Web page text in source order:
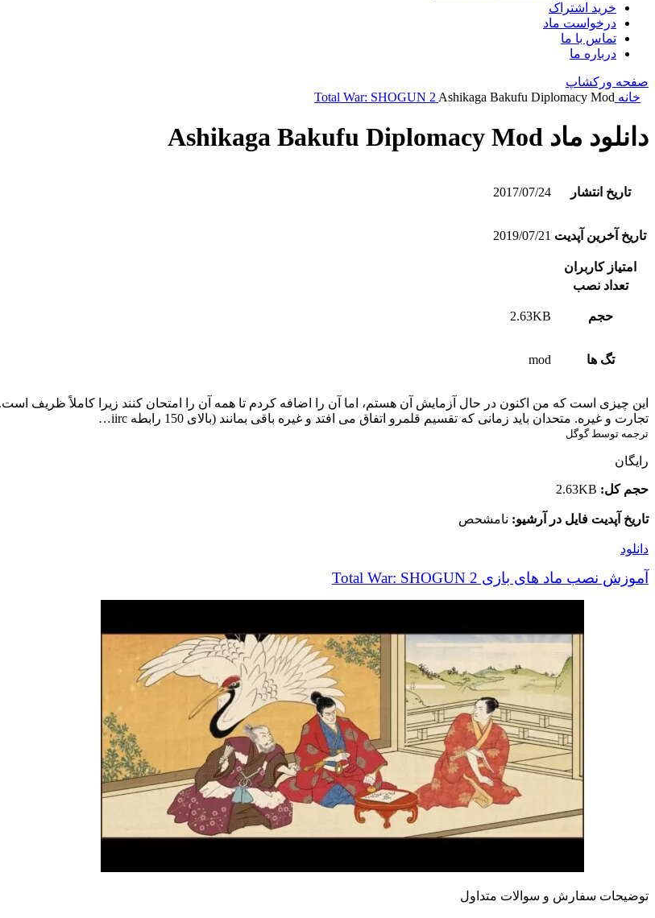
خرید اشتراک
درخواست ماد
تماس با ما
درباره ما
صفحه ورکشاپ
خانه
Total War: SHOGUN 2 Ashikaga Bakufu Diplomacy Mod
دانلود ماد Ashikaga Bakufu Diplomacy Mod
تاریخ انتشار 2017/07/24
تاریخ آخرین آپدیت 2019/07/21
امتیاز کاربران
تعداد نصب
حجم 2.63KB
تگ ها mod
این چیزی است که من اکنون در حال آزمایش آن هستم، اما آن را اضافه کردم تا همه آن را امتحان کنند زیرا کاملاً ظریف است.
تجارت و غیره. متحدان باید زمانی که تقسیم قلمرو اتفاق می افتد و غیره باقی بمانند (بالای 150 رابطه iirc…
ترجمه توسط گوگل
رایگان
حجم کل: 2.63KB
تاریخ آپدیت فایل در آرشیو: نامشحص
دانلود
آموزش نصب ماد های بازی Total War: SHOGUN 2
توضیحات سفارش و سوالات متداول